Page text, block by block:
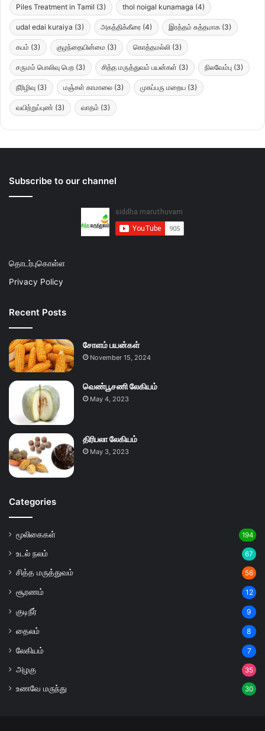
Piles Treatment in Tamil (3) thol noigal kunamaga (4)
udal edai kuraiya (3) அகத்திக்கீரை (4) இரத்தம் சுத்தமாக (3)
கபம் (3) குழந்தையின்மை (3) கொத்தமல்லி (3)
சருமம் பொலிவு பெற (3) சித்த மருத்துவம் பயன்கள் (3) நிலவேம்பு (3)
நீரிழிவு (3) மஞ்சள் காமாலை (3) முகப்பரு மறைய (3)
வயிற்றுப்புண் (3) வாதம் (3)
Subscribe to our channel
தொடர்புகொள்ள
Privacy Policy
Recent Posts
சோளம் பயன்கள்
November 15, 2024
வெண்பூசணி லேகியம்
May 4, 2023
திரிபலா லேகியம்
May 3, 2023
Categories
மூலிகைகள் 194
உடல் நலம் 67
சித்த மருத்துவம் 56
சூரணம் 12
குடிநீர் 9
தைலம் 8
லேகியம் 7
அழகு 35
உணவே மருந்து 30